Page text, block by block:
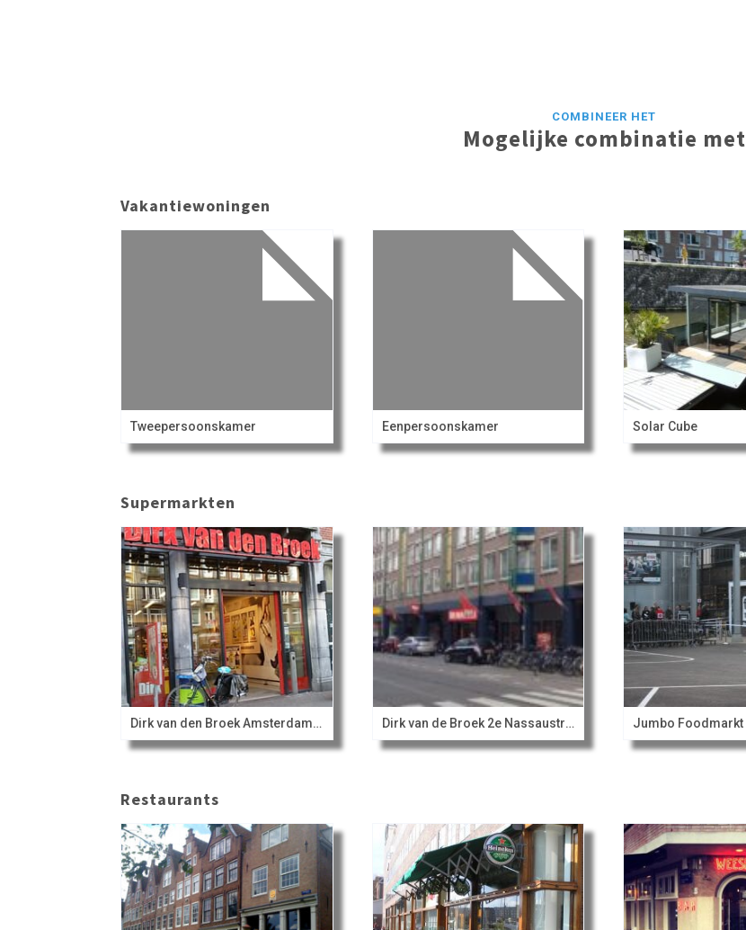
COMBINEER HET
Mogelijke combinatie met
Vakantiewoningen
Tweepersoonskamer Eenpersoonskamer Solar Cube
Supermarkten
Dirk van den Broek Amsterdam Bilderdijkstraat Dirk van de Broek 2e Nassaustraat Jumbo Foodmarkt
Restaurants